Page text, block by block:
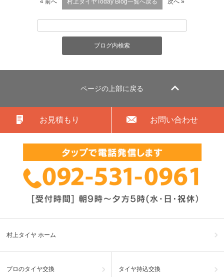
« 前へ 村上タイヤToday Blog一覧へ戻る 次へ »
ページの上部に戻る
お見積もり お問い合わせ
村上タイヤ ホーム
プロのタイヤ交換 タイヤ持込交換